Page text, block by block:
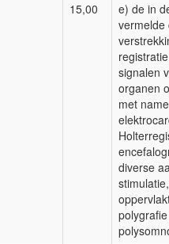
15,00
e) de in
vermelde
signalen
organen
met
diverse
stimulatie,